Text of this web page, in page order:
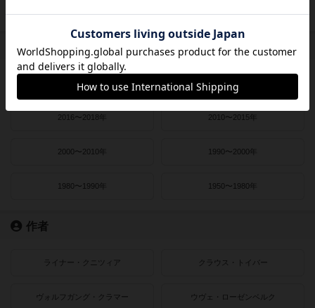
発売時期
2021〜2022年 2019〜2020年
2016〜2018年 2010〜2015年
2000〜2010年 1990〜2000年
1980〜1990年 1950〜1980年
作者
ライナー・クニツィア クラウス・トイバー
ヴォルフガング・クラマー ウヴェ・ローゼンベルク